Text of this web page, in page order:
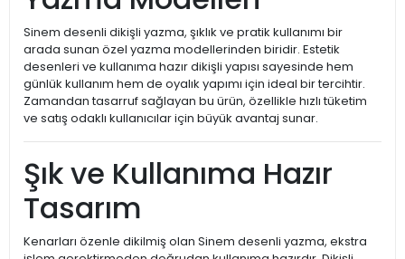
Sinem desenli dikişli yazma, şıklık ve pratik kullanımı bir
arada sunan özel yazma modellerinden biridir. Estetik
desenleri ve kullanıma hazır dikişli yapısı sayesinde hem
günlük kullanım hem de oyalık yapımı için ideal bir tercihtir.
Zamandan tasarruf sağlayan bu ürün, özellikle hızlı tüketim
ve satış odaklı kullanıcılar için büyük avantaj sunar.
Şık ve Kullanıma Hazır
Tasarım
Kenarları özenle dikilmiş olan Sinem desenli yazma, ekstra